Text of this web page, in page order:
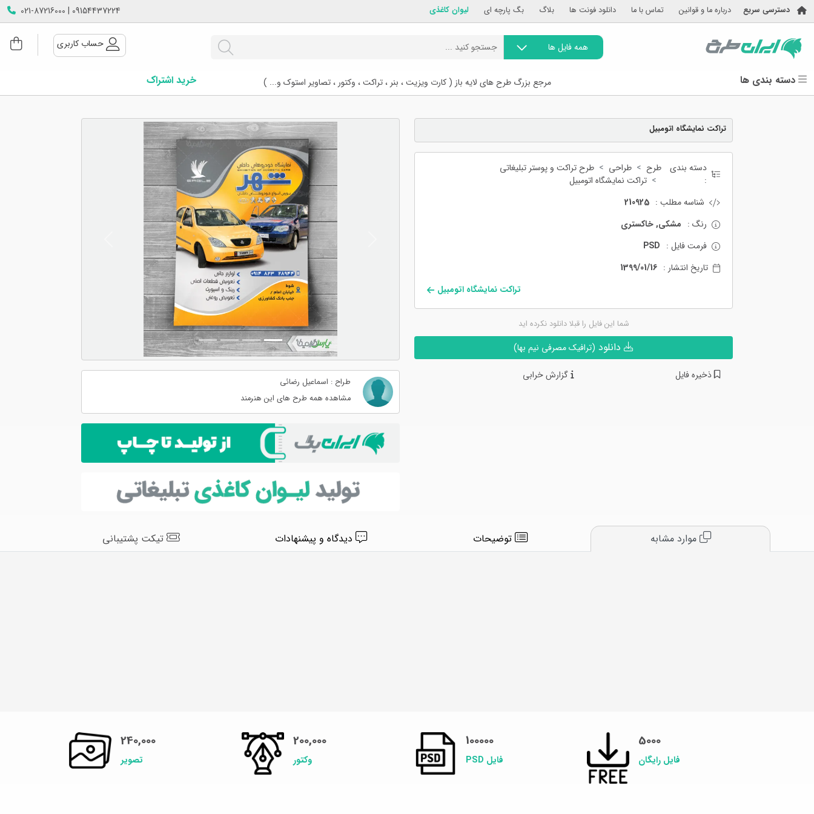
دسترسی سریع درباره ما و قوانین تماس با ما دانلود فونت ها بلاگ بگ پارچه ای لیوان کاغذی 09154437224 | 021-87216000
همه فایل ها حساب کاربری
دسته بندی ها مرجع بزرگ طرح های لایه باز ( کارت ویزیت ، بنر ، تراکت ، وکتور ، تصاویر استوک و... ) خرید اشتراک
تراکت نمایشگاه اتومبیل
دسته بندی
:
طرح طراحی
طرح تراکت و پوستر تبلیغاتی
تراکت نمایشگاه اتومبیل
شناسه مطلب : 210925
رنگ : مشکی, خاکستری
فرمت فایل : PSD
تاریخ انتشار : 1399/01/16
تراکت نمایشگاه اتومبیل
شما این فایل را قبلا دانلود نکرده اید
(ترافیک مصرفی نیم بها)
ذخیره فایل گزارش خرابی
طراح : اسماعیل رضائی
مشاهده همه طرح های این هنرمند
موارد مشابه تیکت پشتیبانی
5000
فایل رایگان
100000
فایل PSD
200,000
وکتور
240,000
تصویر